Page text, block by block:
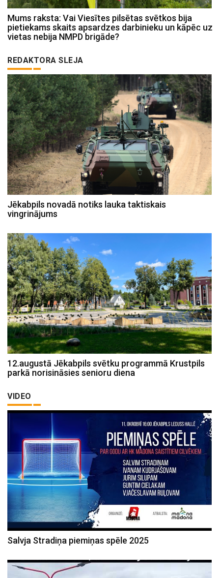
Mums raksta: Vai Viesītes pilsētas svētkos bija
pietiekams skaits apsardzes darbinieku un kāpēc uz
vietas nebija NMPD brigāde?
REDAKTORA SLEJA
Jēkabpils novadā notiks lauka taktiskais
vingrinājums
12.augustā Jēkabpils svētku programmā Krustpils
parkā norisināsies senioru diena
VIDEO
Salvja Stradiņa piemiņas spēle 2025